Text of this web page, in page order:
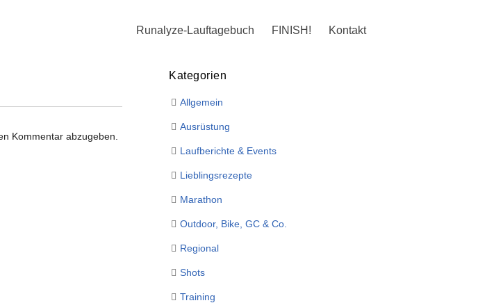
Runalyze-Lauftagebuch FINISH! Kontakt
Kommentar abzugeben.
Kategorien
Allgemein
Ausrüstung
Laufberichte & Events
Lieblingsrezepte
Marathon
Outdoor, Bike, GC & Co.
Regional
Shots
Training